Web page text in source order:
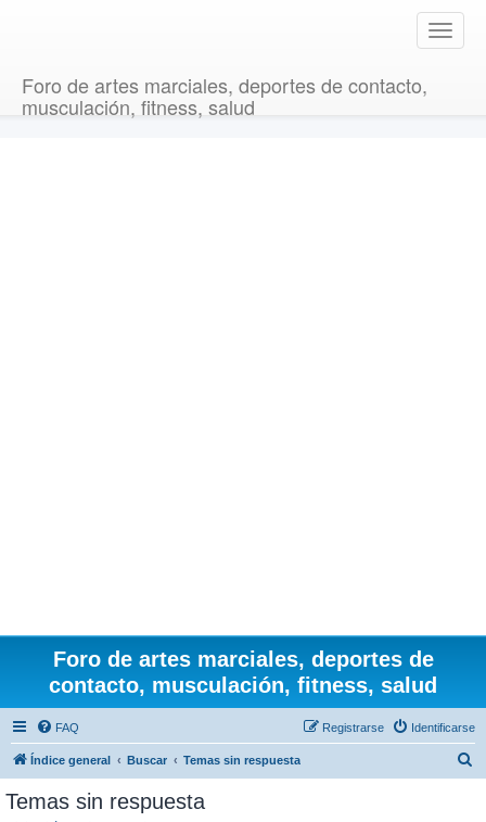
T
o
Foro de artes marciales, deportes de contacto,
musculación, fitness, salud
Foro de artes marciales, deportes de
contacto, musculación, fitness, salud
FAQ Identificarse
Registrarse
Índice general Buscar Temas sin respuesta
Temas sin respuesta